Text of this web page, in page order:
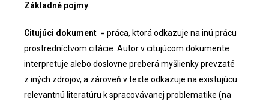
Základné pojmy
Citujúci dokument = práca, ktorá odkazuje na inú prácu
prostredníctvom citácie. Autor v citujúcom dokumente
interpretuje alebo doslovne preberá myšlienky prevzaté
z iných zdrojov, a zároveň v texte odkazuje na existujúcu
relevantnú literatúru k spracovávanej problematike (na